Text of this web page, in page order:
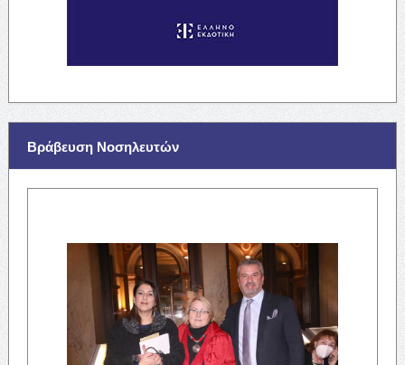
Βράβευση Νοσηλευτών